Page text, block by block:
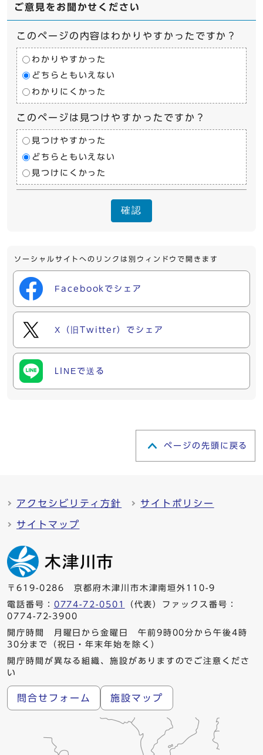
ご意見をお聞かせください
このページの内容はわかりやすかったですか？
わかりやすかった
どちらともいえない
わかりにくかった
このページは見つけやすかったですか？
見つけやすかった
どちらともいえない
見つけにくかった
確認
ソーシャルサイトへのリンクは別ウィンドウで開きます
Facebookでシェア
X（旧Twitter）でシェア
LINEで送る
ページの先頭に戻る
アクセシビリティ方針 サイトポリシー
サイトマップ
〒619-0286 京都府木津川市木津南垣外110-9
電話番号： 0774-72-0501
（代表）ファックス番号：
0774-72-3900
開庁時間 月曜日から金曜日 午前9時00分から午後4時
30分まで（祝日・年末年始を除く）
開庁時間が異なる組織、施設がありますのでご注意くださ
い
問合せフォーム 施設マップ